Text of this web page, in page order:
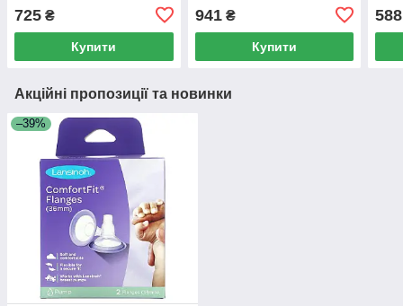
725 ₴
Купити
941₴
Купити
588
Акційні пропозиції та новинки
–39%